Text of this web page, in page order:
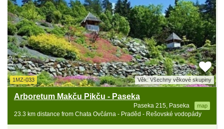
1MZ-033 Věk: Všechny věkové skupiny
Arboretum Makču Pikču - Paseka
Paseka 215, Paseka map
23.3 km distance from Chata Ovčárna - Praděd - Rešovské vodopády